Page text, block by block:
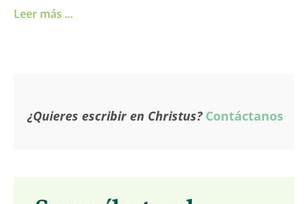
Leer más ...
¿Quieres escribir en Christus? Contáctanos